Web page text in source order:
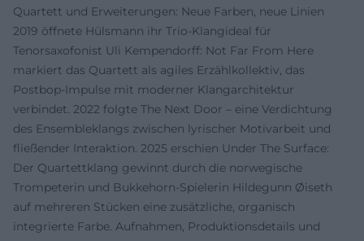
Quartett und Erweiterungen: Neue Farben, neue Linien
2019 öffnete Hülsmann ihr Trio-Klangideal für
Tenorsaxofonist Uli Kempendorff: Not Far From Here
markiert das Quartett als agiles Erzählkollektiv, das
Postbop-Impulse mit moderner Klangarchitektur
verbindet. 2022 folgte The Next Door – eine Verdichtung
des Ensembleklangs zwischen lyrischer Motivarbeit und
fließender Interaktion. 2025 erschien Under The Surface:
Der Quartettklang gewinnt durch die norwegische
Trompeterin und Bukkehorn-Spielerin Hildegunn Øiseth
auf mehreren Stücken eine zusätzliche, organisch
integrierte Farbe. Aufnahmen, Produktionsdetails und